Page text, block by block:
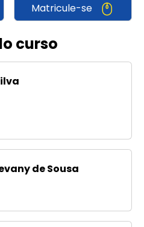
Matricule-se
curso
de Sousa